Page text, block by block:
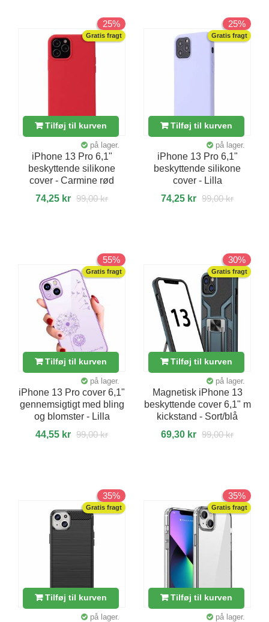
25%
Gratis fragt
Tilføj til kurven
på lager.
iPhone 13 Pro 6,1"
beskyttende silikone
cover - Carmine rød
74,25 kr 99,00 kr
25%
Gratis fragt
Tilføj til kurven
på lager.
iPhone 13 Pro 6,1"
beskyttende silikone
cover - Lilla
74,25 kr 99,00 kr
55%
Gratis fragt
Tilføj til kurven
på lager.
iPhone 13 Pro cover 6,1"
gennemsigtigt med bling
og blomster - Lilla
44,55 kr 99,00 kr
30%
Gratis fragt
Tilføj til kurven
på lager.
Magnetisk iPhone 13
beskyttende cover 6,1" m
kickstand - Sort/blå
69,30 kr 99,00 kr
35%
Gratis fragt
Tilføj til kurven
på lager.
35%
Gratis fragt
Tilføj til kurven
på lager.